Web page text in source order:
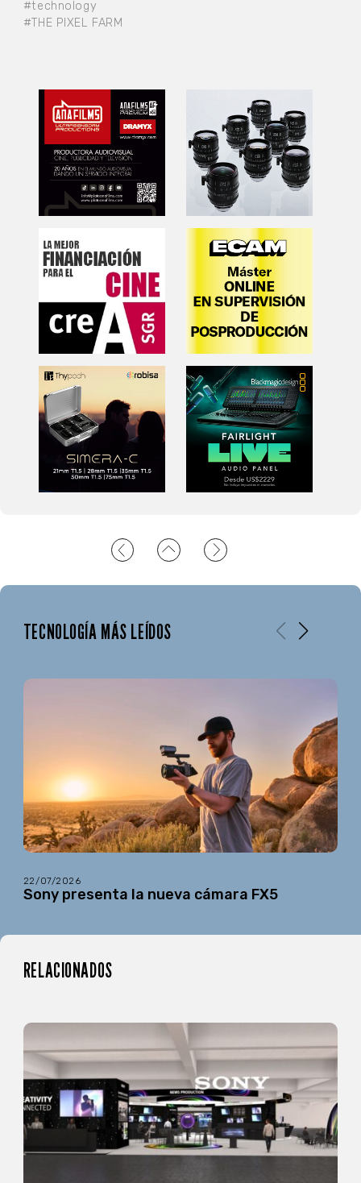
#technology
#THE PIXEL FARM
TECNOLOGÍA MÁS LEÍDOS
22/07/2026
Sony presenta la nueva cámara FX5
RELACIONADOS